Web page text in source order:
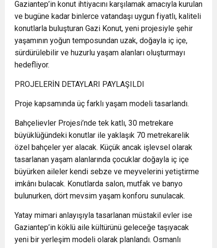
Gaziantep’in konut ihtiyacını karşılamak amacıyla kurulan
ve bugüne kadar binlerce vatandaşı uygun fiyatlı, kaliteli
konutlarla buluşturan Gazi Konut, yeni projesiyle şehir
yaşamının yoğun temposundan uzak, doğayla iç içe,
sürdürülebilir ve huzurlu yaşam alanları oluşturmayı
hedefliyor.
PROJELERİN DETAYLARI PAYLAŞILDI
Proje kapsamında üç farklı yaşam modeli tasarlandı.
Bahçelievler Projesi’nde tek katlı, 30 metrekare
büyüklüğündeki konutlar ile yaklaşık 70 metrekarelik
özel bahçeler yer alacak. Küçük ancak işlevsel olarak
tasarlanan yaşam alanlarında çocuklar doğayla iç içe
büyürken aileler kendi sebze ve meyvelerini yetiştirme
imkânı bulacak. Konutlarda salon, mutfak ve banyo
bulunurken, dört mevsim yaşam konforu sunulacak.
Yatay mimari anlayışıyla tasarlanan müstakil evler ise
Gaziantep’in köklü aile kültürünü geleceğe taşıyacak
yeni bir yerleşim modeli olarak planlandı. Osmanlı